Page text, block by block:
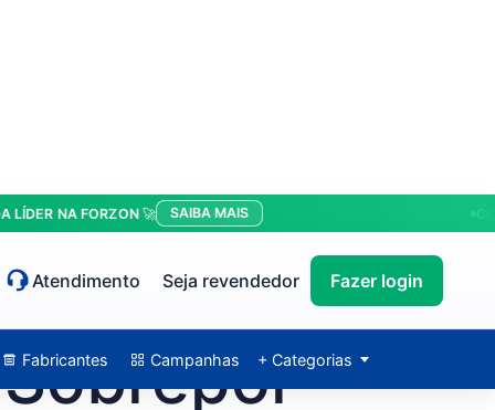
NA FORZON 🚀 SAIBA MAIS
Atendimento Seja revendedor Fazer login
Fabricantes Campanhas + Categorias